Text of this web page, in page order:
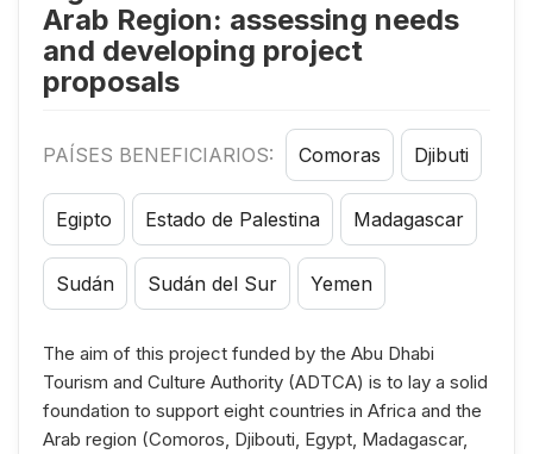
Arab Region: assessing needs
and developing project
proposals
PAÍSES BENEFICIARIOS: Comoras Djibuti
Egipto Estado de Palestina Madagascar
Sudán Sudán del Sur Yemen
The aim of this project funded by the Abu Dhabi
Tourism and Culture Authority (ADTCA) is to lay a solid
foundation to support eight countries in Africa and the
Arab region (Comoros, Djibouti, Egypt, Madagascar,